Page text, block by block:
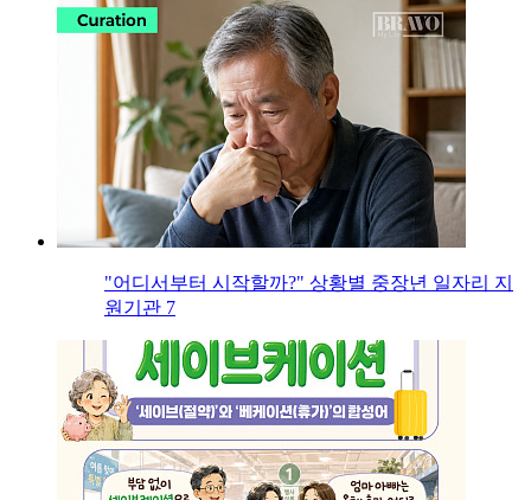
"어디서부터 시작할까?" 상황별 중장년 일자리 지
원기관 7